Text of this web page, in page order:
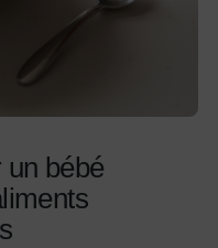
bébé